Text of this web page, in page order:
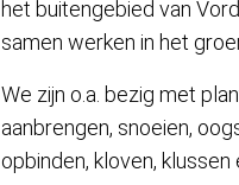
het buitengebied van
samen werken in het
We zijn o.a. bezig met
aanbrengen, snoeien,
opbinden, kloven, klussen